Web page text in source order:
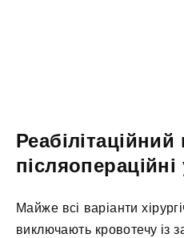
Реабілітаційний
Майже всі варіанти
виключають кровотечу із